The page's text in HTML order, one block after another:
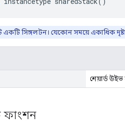
একটি সিঙ্গলটন। যেকোন সময়ে একাধিক
শেয়ার্ড
ফাংশন